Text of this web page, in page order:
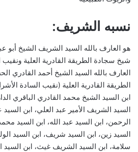
نسبه الشريف:
هو العارف بالله السيد الشريف الشيخ أبو
شيخ سجادة الطريقة القادرية العلية
العارف بالله السيد الشيخ أحمد القادري
الطريقة القادرية العلية (نقيب السادة
ابن السيد الشيخ محمد القادري الباقري
السيد الشريف الأمير عبد العلي، ابن
الرحمن، ابن السيد عبد الله، ابن السيد
السيد زين، ابن السيد شريف، ابن السيد
سلامة، ابن السيد الشريف غيث، ابن